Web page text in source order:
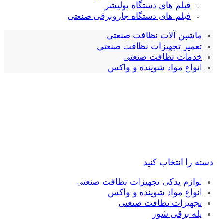
فیلم های دستگاه پولیشر
فیلم های دستگاه جاروبرقی صنعتی
ماشین آلات نظافت صنعتی
تعمیر تجهیزات نظافت صنعتی
خدمات نظافت صنعتی
انواع مواد شوینده و واکس
دسته را انتخاب کنید
لوازم یدکی تجهیزات نظافت صنعتی
انواع مواد شوینده و واکس
تجهیزات نظافت صنعتی
پله برقی شور